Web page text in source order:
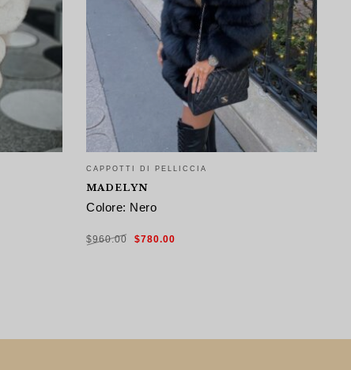
CAPPOTTI DI PELLICCIA
MADELYN
Colore: Nero
$960.00
Il
prezzo
$780.00